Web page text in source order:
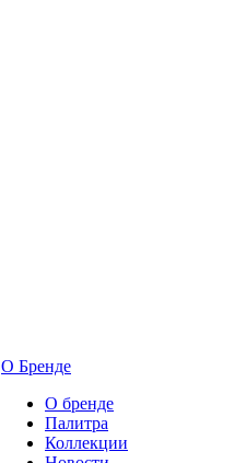
О Бренде
О бренде
Палитра
Коллекции